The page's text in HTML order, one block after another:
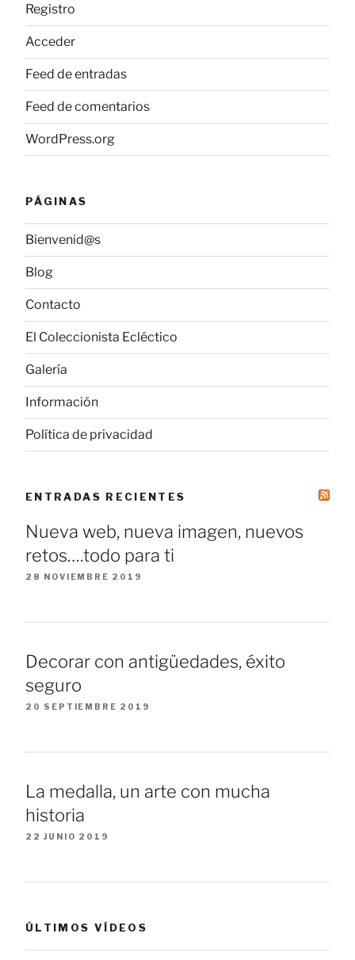
Registro
Acceder
Feed de entradas
Feed de comentarios
WordPress.org
PÁGINAS
Bienvenid@s
Blog
Contacto
El Coleccionista Ecléctico
Galería
Información
Política de privacidad
ENTRADAS RECIENTES
Nueva web, nueva imagen, nuevos
retos….todo para ti
28 NOVIEMBRE 2019
Decorar con antigüedades, éxito
seguro
20 SEPTIEMBRE 2019
La medalla, un arte con mucha
historia
22 JUNIO 2019
ÚLTIMOS VÍDEOS